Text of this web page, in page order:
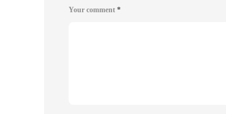
Your comment *